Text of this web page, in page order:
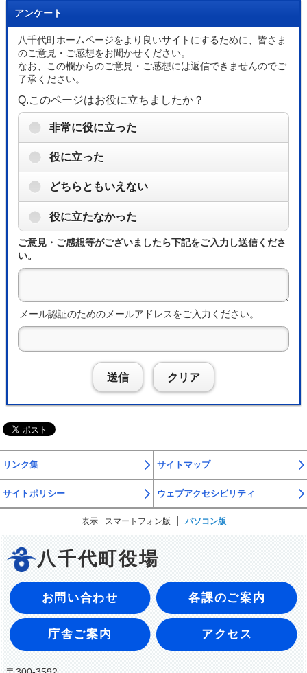
アンケート
八千代町ホームページをより良いサイトにするために、皆さま
のご意見・ご感想をお聞かせください。
なお、この欄からのご意見・ご感想には返信できませんのでご
了承ください。
Q.このページはお役に立ちましたか？
非常に役に立った
役に立った
どちらともいえない
役に立たなかった
ご意見・ご感想等がございましたら下記をご入力し送信くださ
い。
メール認証のためのメールアドレスをご入力ください。
送信 クリア
リンク集 サイトマップ
サイトポリシー ウェブアクセシビリティ
表示 スマートフォン版 パソコン版
八千代町役場
お問い合わせ 各課のご案内
庁舎ご案内 アクセス